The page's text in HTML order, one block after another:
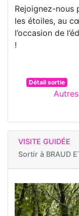
Rejoignez-nous
les étoiles, au
l’occasion de
!
Détail sortie
VISITE GUIDÉE
Sortir à BRAUD